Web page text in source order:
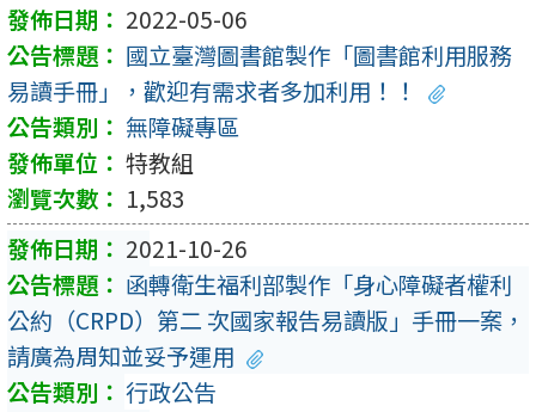
2022-05-06
國立臺灣圖書館製作「圖書館利用服務
易讀手冊」，歡迎有需求者多加利用！！
無障礙專區
特教組
1,583
2021-10-26
函轉衛生福利部製作「身心障礙者權利
公約（CRPD）第二 次國家報告易讀版」手冊一案，
請廣為周知並妥予運用
行政公告